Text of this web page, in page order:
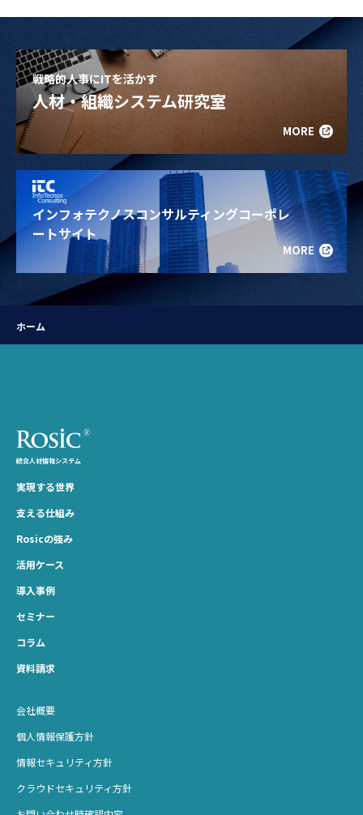
戦略的人事にITを活かす
人材・組織システム研究室
MORE
インフォテクノスコンサルティングコーポレ
ートサイト
MORE
ホーム
統合人材情報システム
実現する世界
支える仕組み
Rosicの強み
活用ケース
導入事例
セミナー
コラム
資料請求
会社概要
個人情報保護方針
情報セキュリティ方針
クラウドセキュリティ方針